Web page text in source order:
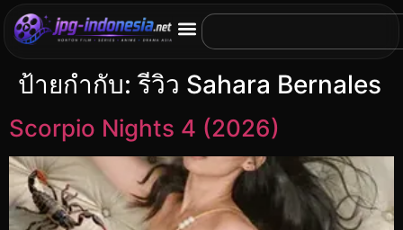
ป้ายกำกับ:รีวิว Sahara Bernales
Scorpio Nights 4 (2026)